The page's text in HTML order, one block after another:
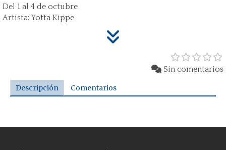
Del 1 al 4 de octubre
Artista: Yotta Kippe
Sin comentarios
Descripción Comentarios